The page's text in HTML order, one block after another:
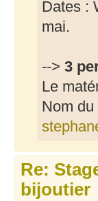
Dates :
mai.
--> 3
Le
Nom
Re:
bijoutier